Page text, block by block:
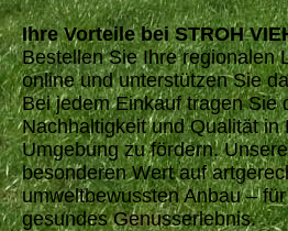
Ihre Vorteile bei STROH
Bestellen Sie Ihre regionalen
online und unterstützen Sie
Bei jedem Einkauf tragen Sie
Nachhaltigkeit und Qualität in
Umgebung zu fördern.
besonderen Wert auf
umweltbewussten Anbau –
gesundes Genusserlebnis.